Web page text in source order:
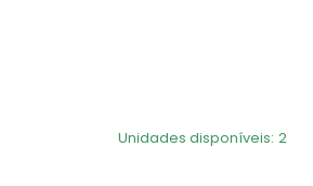
Unidades disponíveis: 2